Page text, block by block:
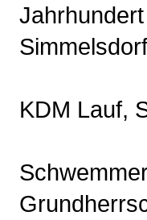
KDM Lauf,